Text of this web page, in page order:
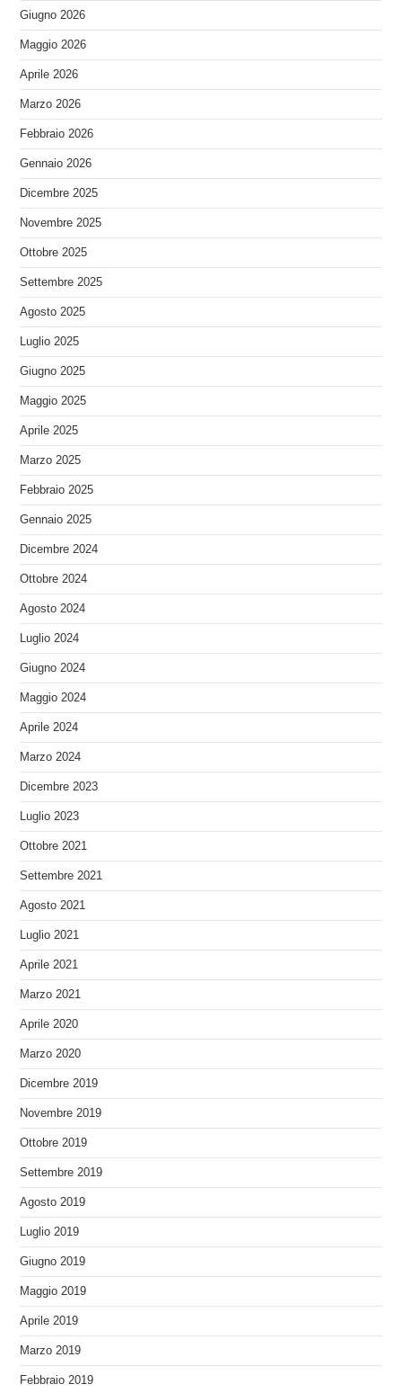
Giugno 2026
Maggio 2026
Aprile 2026
Marzo 2026
Febbraio 2026
Gennaio 2026
Dicembre 2025
Novembre 2025
Ottobre 2025
Settembre 2025
Agosto 2025
Luglio 2025
Giugno 2025
Maggio 2025
Aprile 2025
Marzo 2025
Febbraio 2025
Gennaio 2025
Dicembre 2024
Ottobre 2024
Agosto 2024
Luglio 2024
Giugno 2024
Maggio 2024
Aprile 2024
Marzo 2024
Dicembre 2023
Luglio 2023
Ottobre 2021
Settembre 2021
Agosto 2021
Luglio 2021
Aprile 2021
Marzo 2021
Aprile 2020
Marzo 2020
Dicembre 2019
Novembre 2019
Ottobre 2019
Settembre 2019
Agosto 2019
Luglio 2019
Giugno 2019
Maggio 2019
Aprile 2019
Marzo 2019
Febbraio 2019